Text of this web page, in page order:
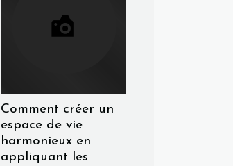
Comment créer un
espace de vie
harmonieux en
appliquant les